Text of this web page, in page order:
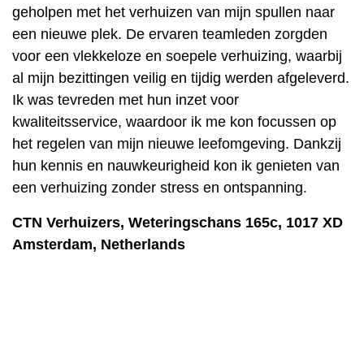
geholpen met het verhuizen van mijn spullen naar
een nieuwe plek. De ervaren teamleden zorgden
voor een vlekkeloze en soepele verhuizing, waarbij
al mijn bezittingen veilig en tijdig werden afgeleverd.
Ik was tevreden met hun inzet voor
kwaliteitsservice, waardoor ik me kon focussen op
het regelen van mijn nieuwe leefomgeving. Dankzij
hun kennis en nauwkeurigheid kon ik genieten van
een verhuizing zonder stress en ontspanning.
CTN Verhuizers, Weteringschans 165c, 1017 XD
Amsterdam, Netherlands